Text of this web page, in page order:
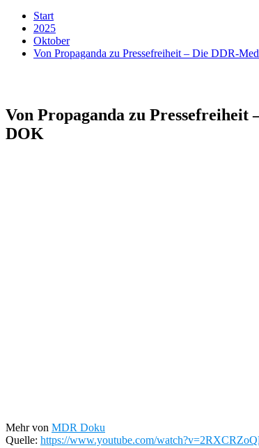
Start
2025
Oktober
Von Propaganda zu Pressefreiheit – Die DDR-
Von Propaganda zu
DOK
Mehr von MDR Doku
Quelle: https://www.youtube.com/